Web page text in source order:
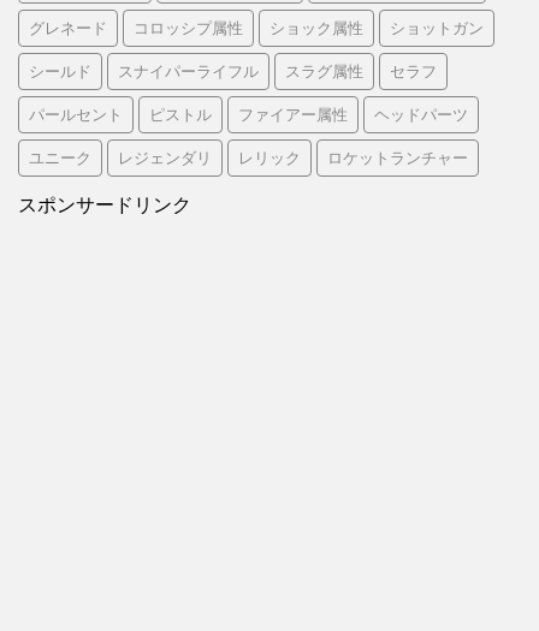
グレネード コロッシプ属性 ショック属性 ショットガン
シールド スナイパーライフル スラグ属性 セラフ
パールセント ピストル ファイアー属性 ヘッドパーツ
ユニーク レジェンダリ レリック ロケットランチャー
スポンサードリンク